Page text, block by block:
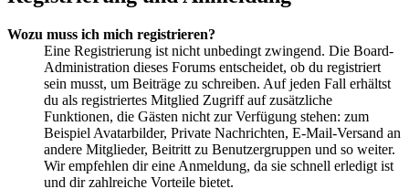
Wozu muss ich mich registrieren?
Eine Registrierung ist nicht unbedingt zwingend. Die Board-
Administration dieses Forums entscheidet, ob du registriert
sein musst, um Beiträge zu schreiben. Auf jeden Fall erhältst
du als registriertes Mitglied Zugriff auf zusätzliche
Funktionen, die Gästen nicht zur Verfügung stehen: zum
Beispiel Avatarbilder, Private Nachrichten, E-Mail-Versand an
andere Mitglieder, Beitritt zu Benutzergruppen und so weiter.
Wir empfehlen dir eine Anmeldung, da sie schnell erledigt ist
und dir zahlreiche Vorteile bietet.